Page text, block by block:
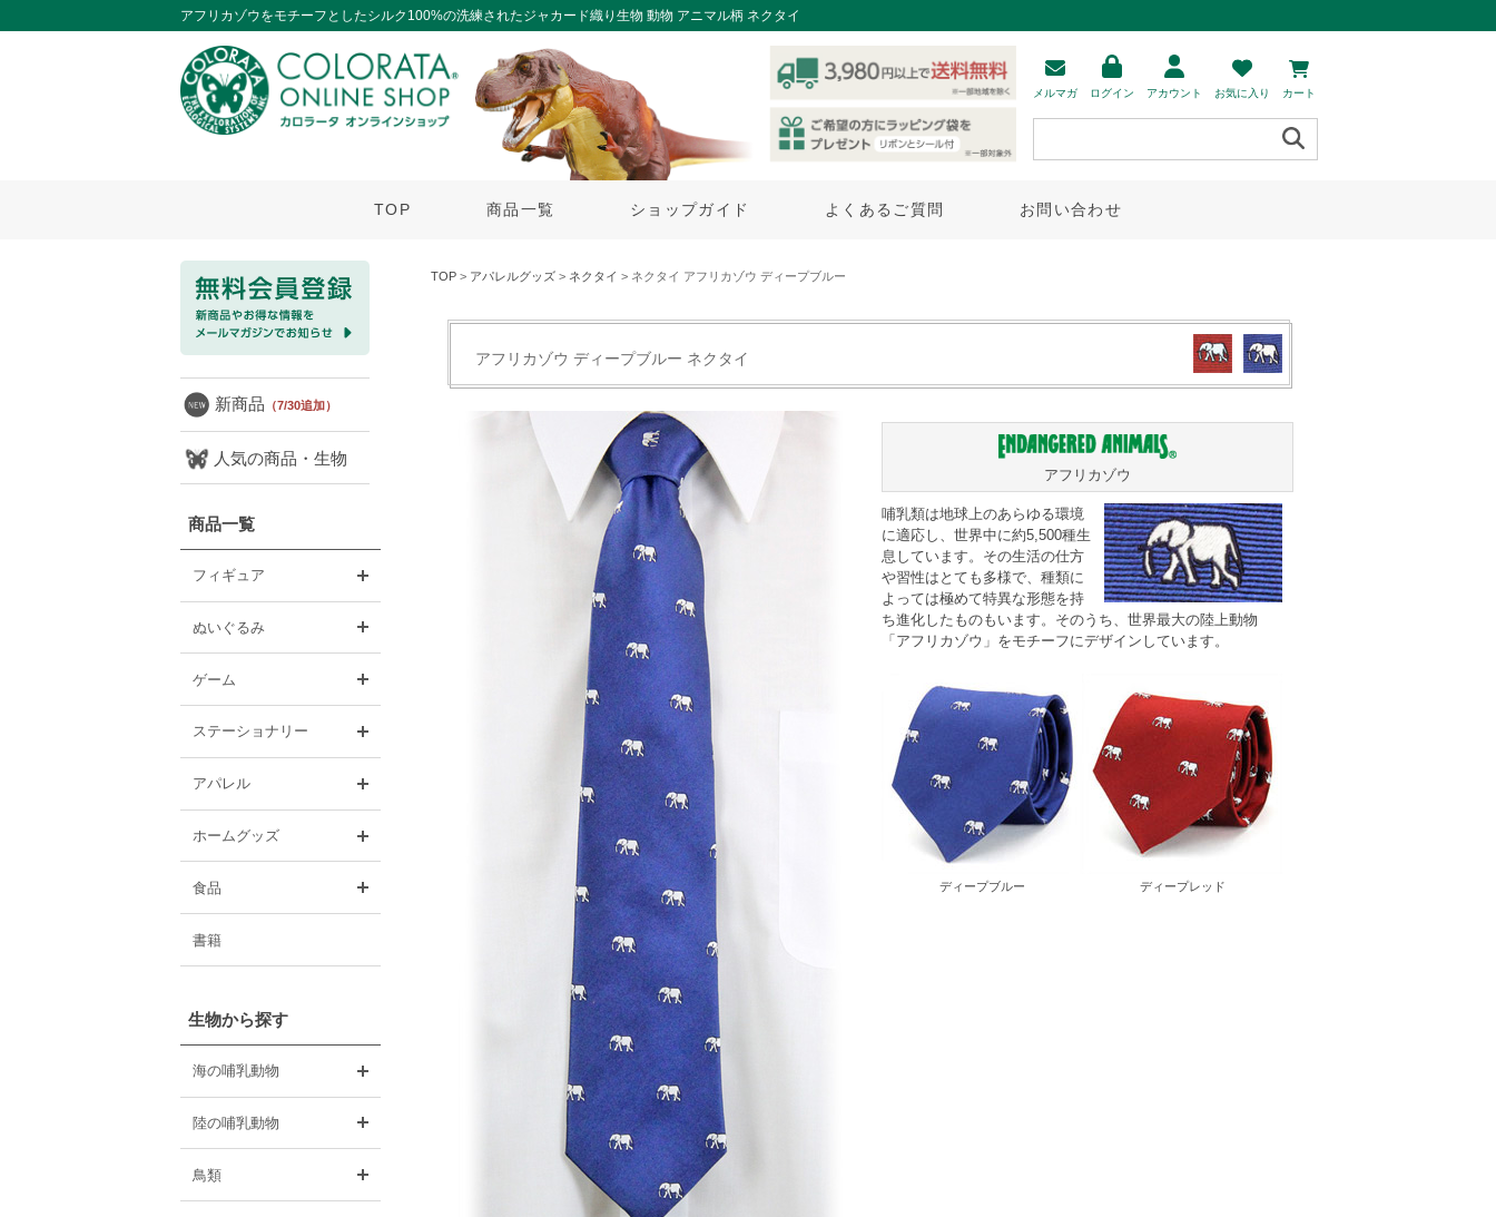
アフリカゾウをモチーフとしたシルク100%の洗練されたジャカード織り生物 動物 アニマル柄 ネクタイ
メルマガ ログイン アカウント お気に入り カート
TOP 商品一覧 ショップガイド よくあるご質問 お問い合わせ
新商品 （7/30追加）
人気の商品・生物
商品一覧
フィギュア
ぬいぐるみ
ゲーム
ステーショナリー
アパレル
ホームグッズ
食品
書籍
生物から探す
海の哺乳動物
陸の哺乳動物
鳥類
TOP > アパレルグッズ > ネクタイ > ネクタイ アフリカゾウ ディープブルー
アフリカゾウ ディープブルー ネクタイ
アフリカゾウ
哺乳類は地球上のあらゆる環境
に適応し、世界中に約5,500種生
息しています。その生活の仕方
や習性はとても多様で、種類に
よっては極めて特異な形態を持
ち進化したものもいます。そのうち、世界最大の陸上動物
「 アフリカゾウ 」をモチーフにデザインしています。
ディープブルー ディープレッド